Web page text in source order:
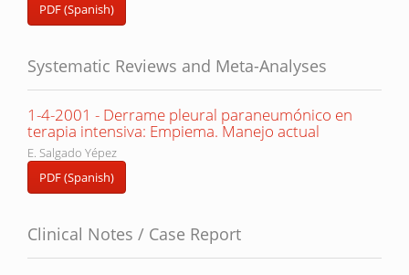
PDF (Spanish)
Systematic Reviews and Meta-Analyses
1-4-2001 - Derrame pleural paraneumónico en
terapia intensiva: Empiema. Manejo actual
E. Salgado Yépez
PDF (Spanish)
Clinical Notes / Case Report